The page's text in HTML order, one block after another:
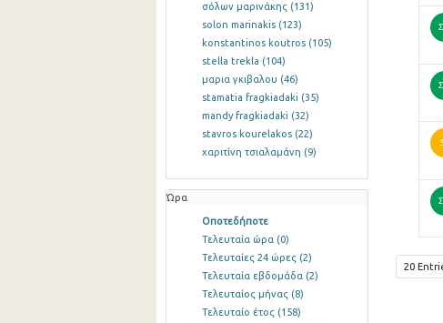
σόλων μαρινάκης (131)
solon marinakis (123)
konstantinos koutros (105)
stella trekla (104)
μαρια γκιβαλου (46)
stamatia fragkiadaki (35)
mandy fragkiadaki (32)
stavros kourelakos (22)
χαριτίνη τσιαλαμάνη (9)
Ώρα
Οποτεδήποτε
Τελευταία ώρα (0)
Τελευταίες 24 ώρες (2)
Τελευταία εβδομάδα (2)
Τελευταίος μήνας (8)
Τελευταίο έτος (158)
20